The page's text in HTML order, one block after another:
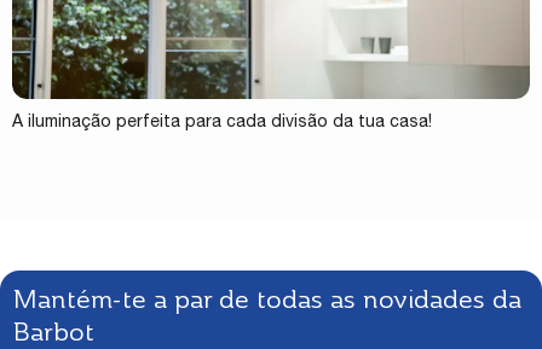
A iluminação perfeita para cada divisão da tua casa!
Mantém-te a par de todas as novidades da
Barbot